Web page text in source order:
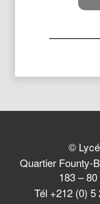
©
Quartier Founty-
183 –
Tél +212 (0) 5